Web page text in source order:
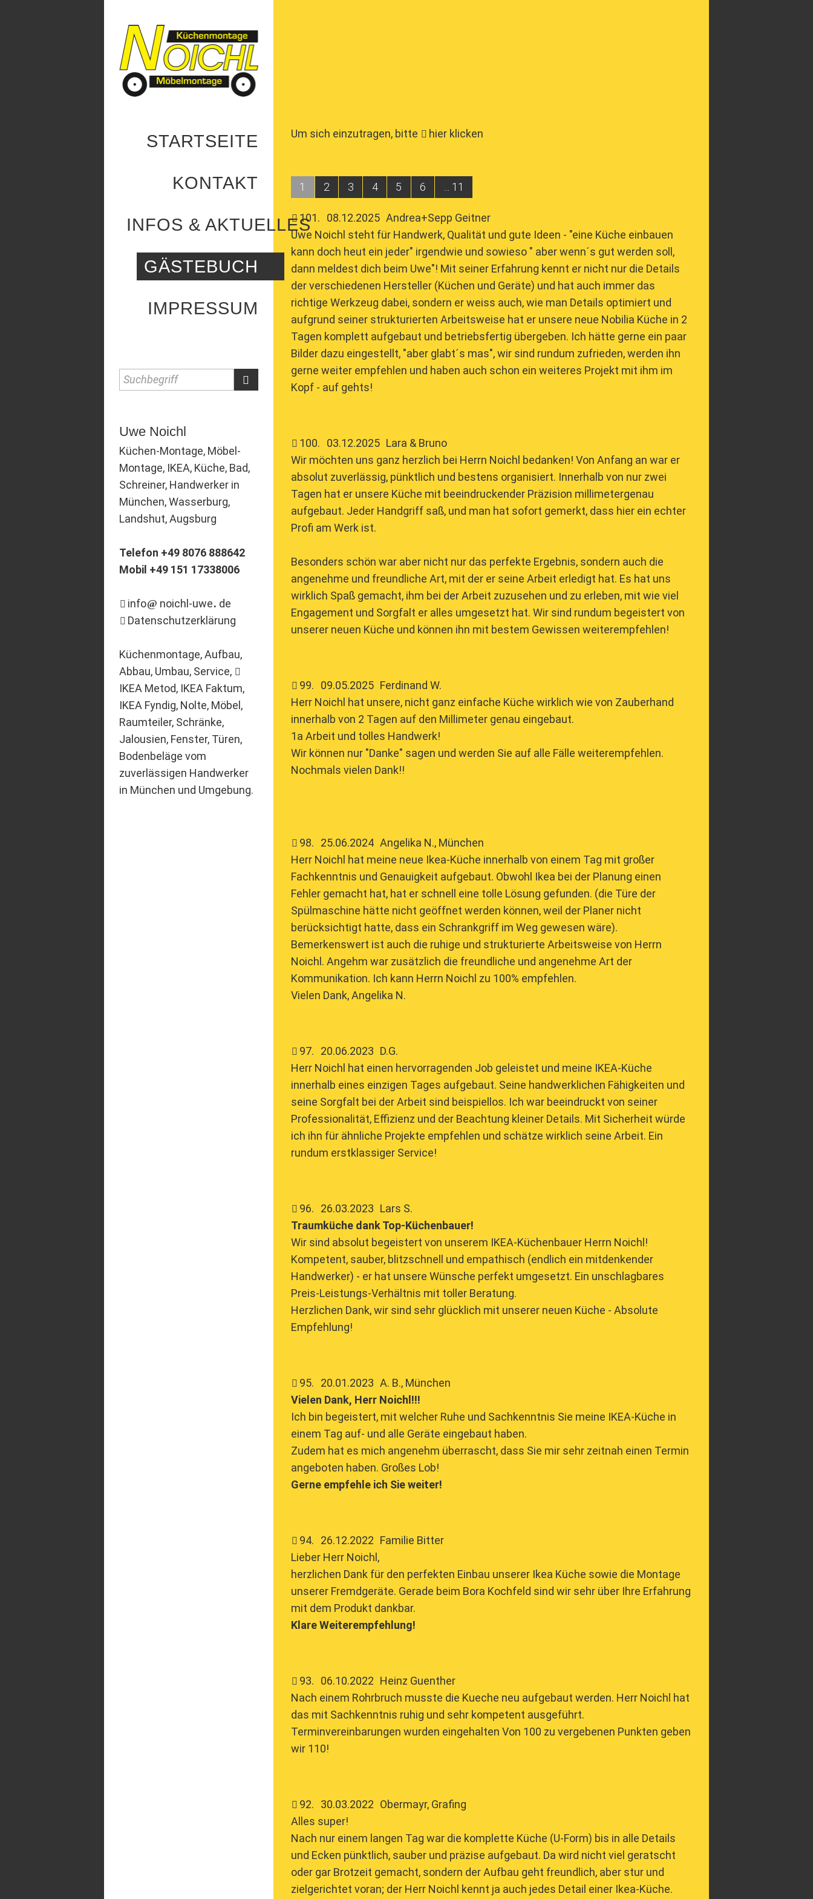
STARTSEITE
KONTAKT
INFOS & AKTUELLES
GÄSTEBUCH
IMPRESSUM
Suchbegriff
Uwe Noichl
Küchen-Montage, Möbel-
Montage, IKEA, Küche, Bad,
Schreiner, Handwerker in
München, Wasserburg,
Landshut, Augsburg
Telefon +49 8076 888642
Mobil +49 151 17338006
info noichl-uwe de
Datenschutzerklärung
Küchenmontage, Aufbau,
Abbau, Umbau, Service,
IKEA Metod, IKEA Faktum,
IKEA Fyndig, Nolte, Möbel,
Raumteiler, Schränke,
Jalousien, Fenster, Türen,
Bodenbeläge vom
zuverlässigen Handwerker
in München und Umgebung.
Um sich einzutragen, bitte hier klicken
1 2 3 4 5 6 ... 11
101. 08.12.2025 Andrea+Sepp Geitner
Uwe Noichl steht für Handwerk, Qualität und gute Ideen - "eine Küche einbauen
kann doch heut ein jeder" irgendwie und sowieso " aber wenn´s gut werden soll,
dann meldest dich beim Uwe"! Mit seiner Erfahrung kennt er nicht nur die Details
der verschiedenen Hersteller (Küchen und Geräte) und hat auch immer das
richtige Werkzeug dabei, sondern er weiss auch, wie man Details optimiert und
aufgrund seiner strukturierten Arbeitsweise hat er unsere neue Nobilia Küche in 2
Tagen komplett aufgebaut und betriebsfertig übergeben. Ich hätte gerne ein paar
Bilder dazu eingestellt, "aber glabt´s mas", wir sind rundum zufrieden, werden ihn
gerne weiter empfehlen und haben auch schon ein weiteres Projekt mit ihm im
Kopf - auf gehts!
100. 03.12.2025 Lara & Bruno
Wir möchten uns ganz herzlich bei Herrn Noichl bedanken! Von Anfang an war er
absolut zuverlässig, pünktlich und bestens organisiert. Innerhalb von nur zwei
Tagen hat er unsere Küche mit beeindruckender Präzision millimetergenau
aufgebaut. Jeder Handgriff saß, und man hat sofort gemerkt, dass hier ein echter
Profi am Werk ist.
Besonders schön war aber nicht nur das perfekte Ergebnis, sondern auch die
angenehme und freundliche Art, mit der er seine Arbeit erledigt hat. Es hat uns
wirklich Spaß gemacht, ihm bei der Arbeit zuzusehen und zu erleben, mit wie viel
Engagement und Sorgfalt er alles umgesetzt hat. Wir sind rundum begeistert von
unserer neuen Küche und können ihn mit bestem Gewissen weiterempfehlen!
99. 09.05.2025 Ferdinand W.
Herr Noichl hat unsere, nicht ganz einfache Küche wirklich wie von Zauberhand
innerhalb von 2 Tagen auf den Millimeter genau eingebaut.
1a Arbeit und tolles Handwerk!
Wir können nur "Danke" sagen und werden Sie auf alle Fälle weiterempfehlen.
Nochmals vielen Dank!!
98. 25.06.2024 Angelika N., München
Herr Noichl hat meine neue Ikea-Küche innerhalb von einem Tag mit großer
Fachkenntnis und Genauigkeit aufgebaut. Obwohl Ikea bei der Planung einen
Fehler gemacht hat, hat er schnell eine tolle Lösung gefunden. (die Türe der
Spülmaschine hätte nicht geöffnet werden können, weil der Planer nicht
berücksichtigt hatte, dass ein Schrankgriff im Weg gewesen wäre).
Bemerkenswert ist auch die ruhige und strukturierte Arbeitsweise von Herrn
Noichl. Angehm war zusätzlich die freundliche und angenehme Art der
Kommunikation. Ich kann Herrn Noichl zu 100% empfehlen.
Vielen Dank, Angelika N.
97. 20.06.2023 D.G.
Herr Noichl hat einen hervorragenden Job geleistet und meine IKEA-Küche
innerhalb eines einzigen Tages aufgebaut. Seine handwerklichen Fähigkeiten und
seine Sorgfalt bei der Arbeit sind beispiellos. Ich war beeindruckt von seiner
Professionalität, Effizienz und der Beachtung kleiner Details. Mit Sicherheit würde
ich ihn für ähnliche Projekte empfehlen und schätze wirklich seine Arbeit. Ein
rundum erstklassiger Service!
96. 26.03.2023 Lars S.
Traumküche dank Top-Küchenbauer!
Wir sind absolut begeistert von unserem IKEA-Küchenbauer Herrn Noichl!
Kompetent, sauber, blitzschnell und empathisch (endlich ein mitdenkender
Handwerker) - er hat unsere Wünsche perfekt umgesetzt. Ein unschlagbares
Preis-Leistungs-Verhältnis mit toller Beratung.
Herzlichen Dank, wir sind sehr glücklich mit unserer neuen Küche - Absolute
Empfehlung!
95. 20.01.2023 A. B., München
Vielen Dank, Herr Noichl!!!
Ich bin begeistert, mit welcher Ruhe und Sachkenntnis Sie meine IKEA-Küche in
einem Tag auf- und alle Geräte eingebaut haben.
Zudem hat es mich angenehm überrascht, dass Sie mir sehr zeitnah einen Termin
angeboten haben. Großes Lob!
Gerne empfehle ich Sie weiter!
94. 26.12.2022 Familie Bitter
Lieber Herr Noichl,
herzlichen Dank für den perfekten Einbau unserer Ikea Küche sowie die Montage
unserer Fremdgeräte. Gerade beim Bora Kochfeld sind wir sehr über Ihre Erfahrung
mit dem Produkt dankbar.
Klare Weiterempfehlung!
93. 06.10.2022 Heinz Guenther
Nach einem Rohrbruch musste die Kueche neu aufgebaut werden. Herr Noichl hat
das mit Sachkenntnis ruhig und sehr kompetent ausgeführt.
Terminvereinbarungen wurden eingehalten Von 100 zu vergebenen Punkten geben
wir 110!
92. 30.03.2022 Obermayr, Grafing
Alles super!
Nach nur einem langen Tag war die komplette Küche (U-Form) bis in alle Details
und Ecken pünktlich, sauber und präzise aufgebaut. Da wird nicht viel geratscht
oder gar Brotzeit gemacht, sondern der Aufbau geht freundlich, aber stur und
zielgerichtet voran; der Herr Noichl kennt ja auch jedes Detail einer Ikea-Küche.